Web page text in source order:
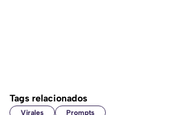
Tags relacionados
Virales Prompts